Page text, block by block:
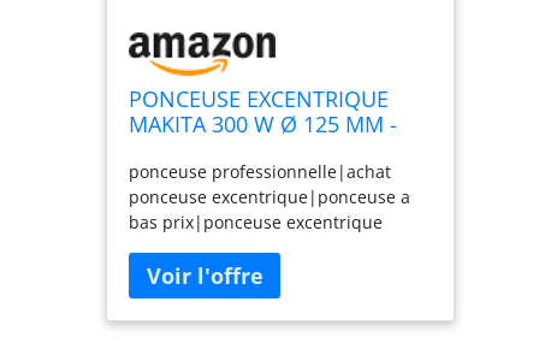
PONCEUSE EXCENTRIQUE
MAKITA 300 W Ø 125 MM -
ponceuse professionnelle|achat
ponceuse excentrique|ponceuse a
bas prix|ponceuse excentrique
electrique|ponceuse excentrique
filaire|ponceuse excentrique pas
cher|ponceuse excentrique en